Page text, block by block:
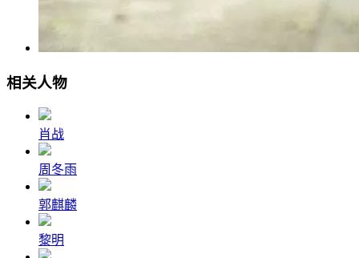
相关人物
肖战
周冬雨
郭麒麟
黎明